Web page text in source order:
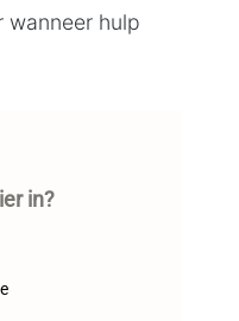
wanneer hulp
in?